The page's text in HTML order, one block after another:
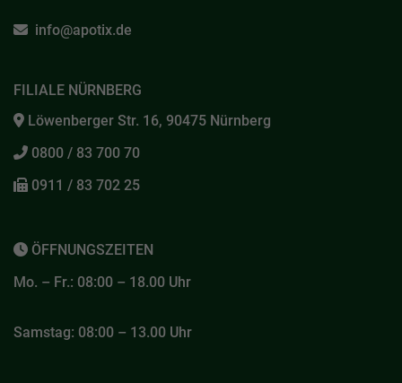
info@apotix.de
FILIALE NÜRNBERG
Löwenberger Str. 16, 90475 Nürnberg
0800 / 83 700 70
0911 / 83 702 25
ÖFFNUNGSZEITEN
Mo. – Fr.: 08:00 – 18.00 Uhr
Samstag: 08:00 – 13.00 Uhr